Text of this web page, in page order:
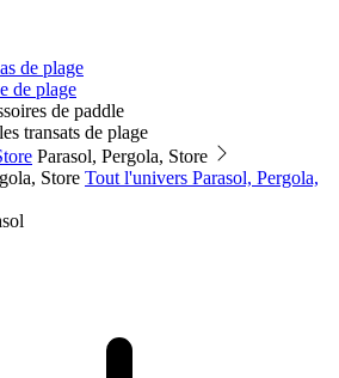
de plage
de plage
de paddle
transats de plage
Parasol, Pergola, Store
Store Tout l'univers Parasol, Pergola,